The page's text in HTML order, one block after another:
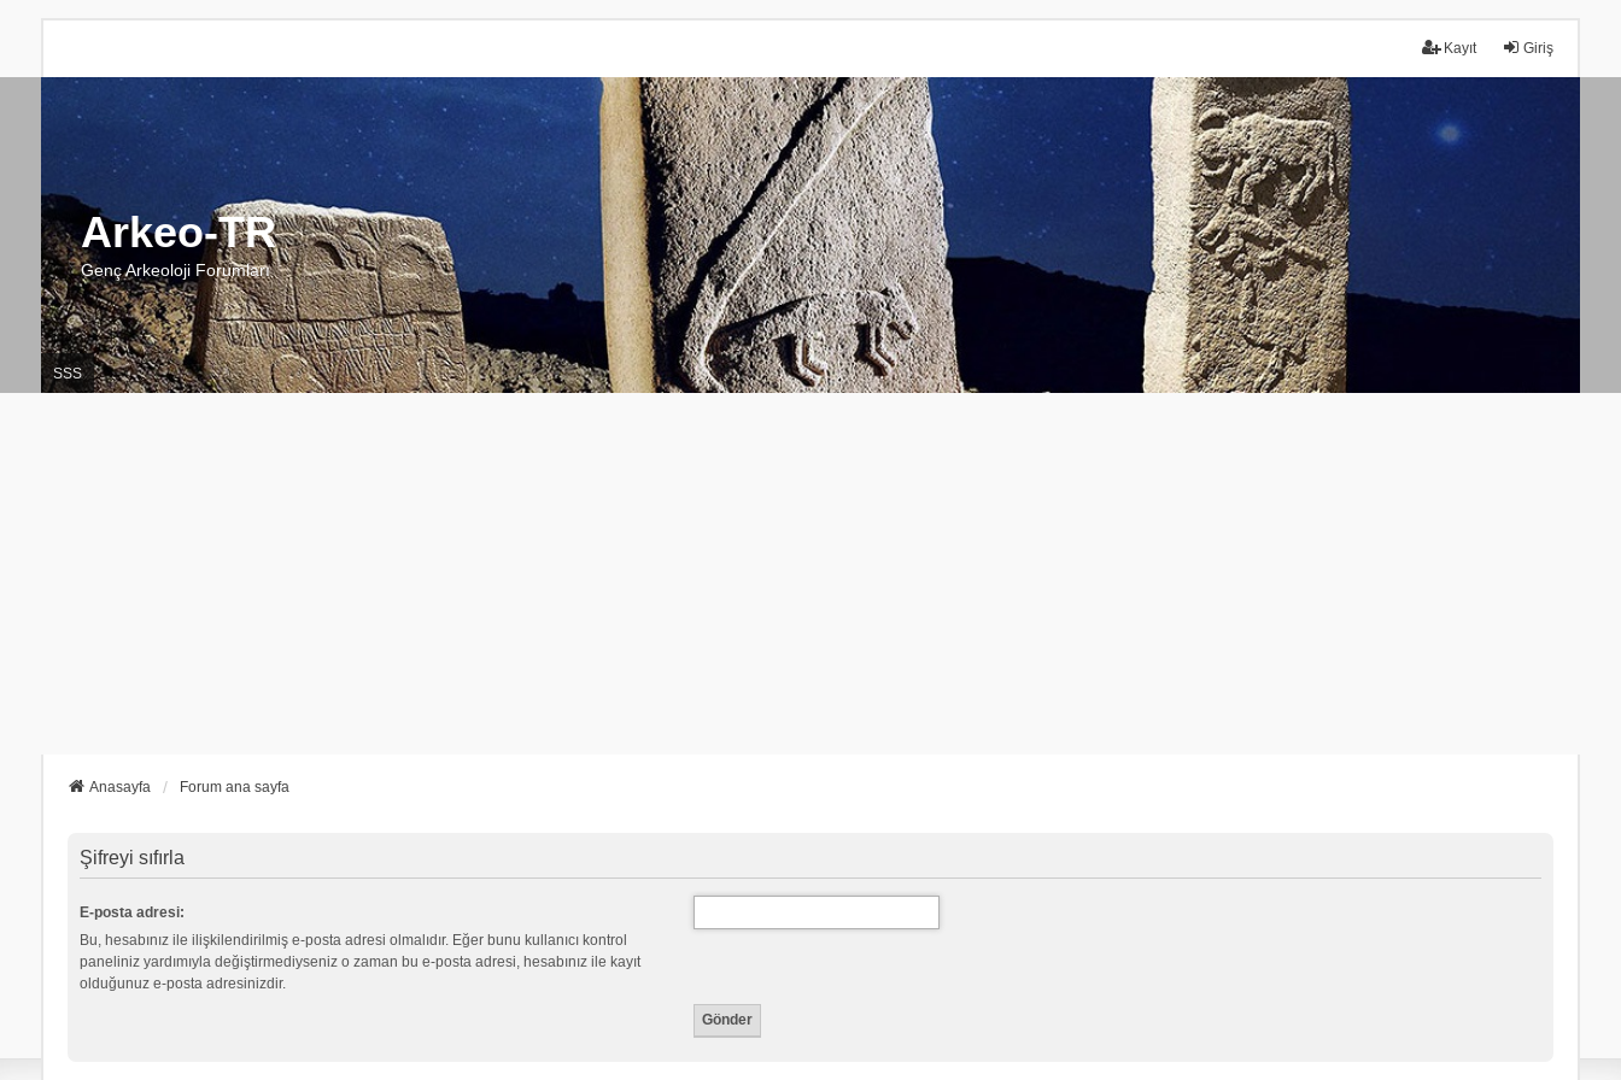
Giriş
Kayıt
Arkeo-TR
Genç Arkeoloji Forumları
SSS
Anasayfa Forum ana sayfa
Şifreyi sıfırla
E-posta adresi:
Bu, hesabınız ile ilişkilendirilmiş e-posta adresi olmalıdır. Eğer bunu kullanıcı kontrol
paneliniz yardımıyla değiştirmediyseniz o zaman bu e-posta adresi, hesabınız ile kayıt
olduğunuz e-posta adresinizdir.